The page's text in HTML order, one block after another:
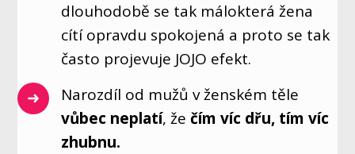
dlouhodobě se tak málokterá žena
cítí opravdu spokojená a proto se tak
často projevuje JOJO efekt.
Narozdíl od mužů v ženském těle
vůbec neplatí, žečím víc dřu, tím víc
zhubnu.